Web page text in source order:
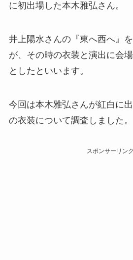
に初出場した本木雅弘さん。
井上陽水さんの『東へ西へ』
が、その時の衣装と演出に会
としたといいます。
今回は本木雅弘さんが紅白に
の衣装について調査しました。
スポンサーリンク